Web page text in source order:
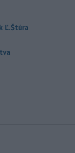
Ľ.Štúra